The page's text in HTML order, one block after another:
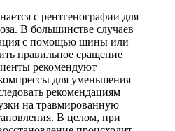
с рентгенографии для
В большинстве случаев
с помощью шины или
правильное сращение
рекомендуют
для уменьшения
рекомендациям
на травмированную
В целом, при